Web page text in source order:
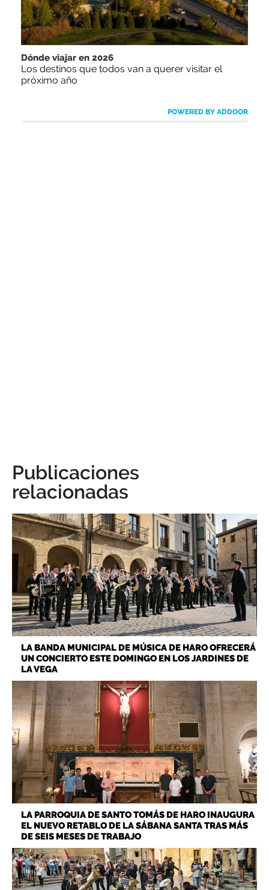
Dónde viajar en 2026
Los destinos que todos van a querer visitar el
próximo año
POWERED BY ADDOOR
Publicaciones
relacionadas
LA BANDA MUNICIPAL DE MÚSICA DE HARO OFRECERÁ
UN CONCIERTO ESTE DOMINGO EN LOS JARDINES DE
LA VEGA
LA PARROQUIA DE SANTO TOMÁS DE HARO INAUGURA
EL NUEVO RETABLO DE LA SÁBANA SANTA TRAS MÁS
DE SEIS MESES DE TRABAJO